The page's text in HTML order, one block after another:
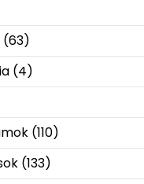
(63)
(4)
(110)
(133)